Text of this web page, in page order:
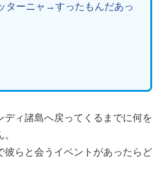
ターニャ→すったもんだあっ
ディ諸島へ戻ってくるまでに何を
彼らと会うイベントがあったらど